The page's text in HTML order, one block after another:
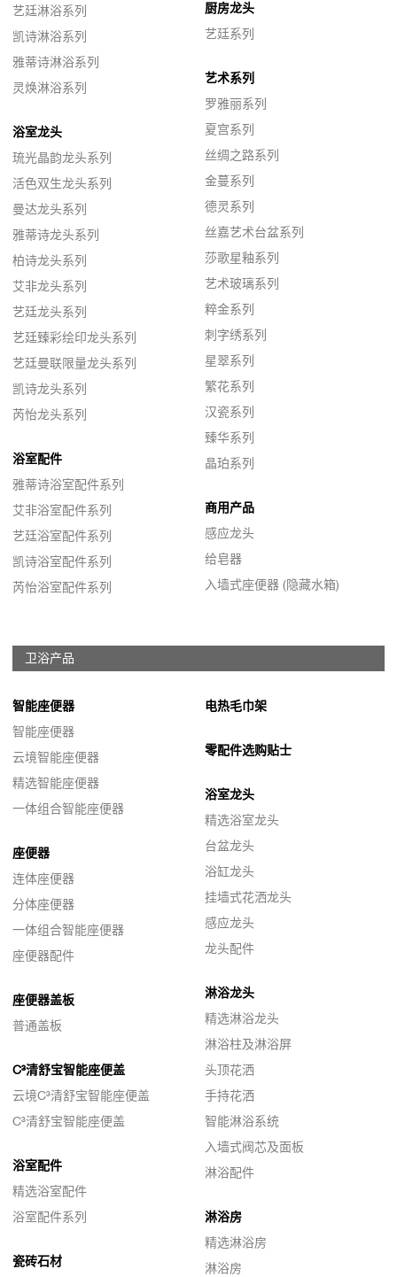
艺廷淋浴系列
凯诗淋浴系列
雅蒂诗淋浴系列
灵焕淋浴系列
浴室龙头
琉光晶韵龙头系列
活色双生龙头系列
曼达龙头系列
雅蒂诗龙头系列
柏诗龙头系列
艾非龙头系列
艺廷龙头系列
艺廷臻彩绘印龙头系列
艺廷曼联限量龙头系列
凯诗龙头系列
芮怡龙头系列
浴室配件
雅蒂诗浴室配件系列
艾非浴室配件系列
艺廷浴室配件系列
凯诗浴室配件系列
芮怡浴室配件系列
厨房龙头
艺廷系列
艺术系列
罗雅丽系列
夏宫系列
丝绸之路系列
金蔓系列
德灵系列
丝嘉艺术台盆系列
莎歌星釉系列
艺术玻璃系列
粹金系列
刺字绣系列
星翠系列
繁花系列
汉瓷系列
臻华系列
晶珀系列
商用产品
感应龙头
给皂器
入墙式座便器 (隐藏水箱)
卫浴产品
智能座便器
智能座便器
云境智能座便器
精选智能座便器
一体组合智能座便器
座便器
连体座便器
分体座便器
一体组合智能座便器
座便器配件
座便器盖板
普通盖板
C³清舒宝智能座便盖
云境C³清舒宝智能座便盖
C³清舒宝智能座便盖
浴室配件
精选浴室配件
浴室配件系列
瓷砖石材
电热毛巾架
零配件选购贴士
浴室龙头
精选浴室龙头
台盆龙头
浴缸龙头
挂墙式花洒龙头
感应龙头
龙头配件
淋浴龙头
精选淋浴龙头
淋浴柱及淋浴屏
头顶花洒
手持花洒
智能淋浴系统
入墙式阀芯及面板
淋浴配件
淋浴房
精选淋浴房
淋浴房